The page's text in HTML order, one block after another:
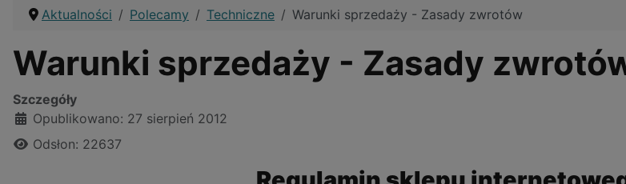
Aktualności Polecamy Techniczne Warunki sprzedaży - Zasady zwrotów
Warunki sprzedaży - Zasady
Szczegóły
Opublikowano: 27 sierpień 2012
Odsłon: 22637